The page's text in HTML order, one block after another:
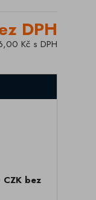
DPH
Kč s DPH
bez